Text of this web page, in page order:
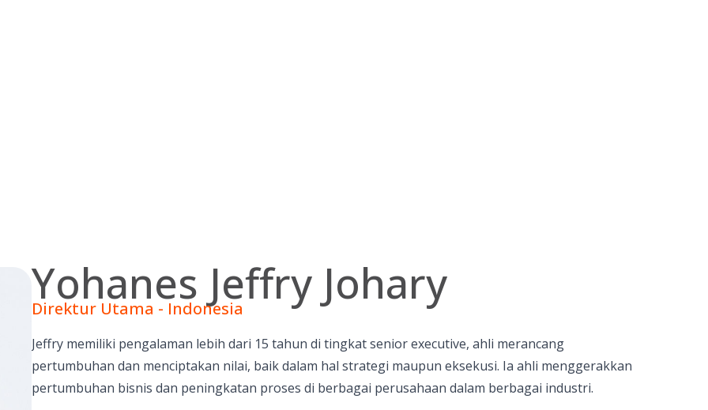
Yohanes Jeffry Johary
Direktur Utama - Indonesia
Jeffry memiliki pengalaman lebih dari 15 tahun di tingkat senior executive, ahli merancang
pertumbuhan dan menciptakan nilai, baik dalam hal strategi maupun eksekusi. Ia ahli menggerakkan
pertumbuhan bisnis dan peningkatan proses di berbagai perusahaan dalam berbagai industri.